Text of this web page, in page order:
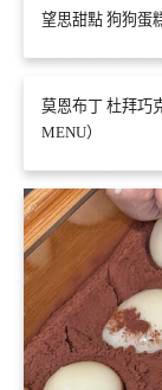
望思甜點 狗狗蛋
莫恩布丁 杜拜巧
MENU）